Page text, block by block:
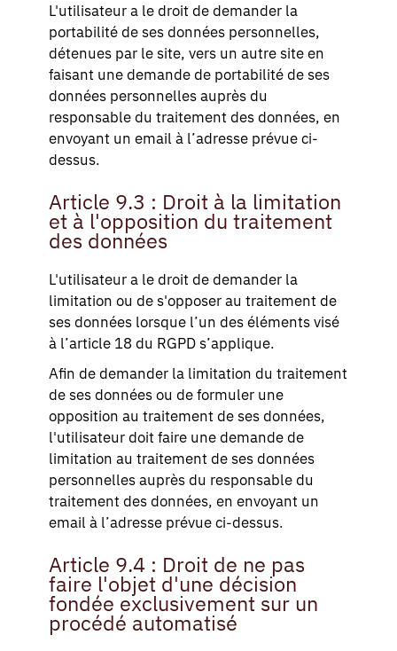
L'utilisateur a le droit de demander la
portabilité de ses données personnelles,
détenues par le site, vers un autre site en
faisant une demande de portabilité de ses
données personnelles auprès du
responsable du traitement des données, en
envoyant un email à l’adresse prévue ci-
dessus.
Article 9.3 : Droit à la limitation
et à l'opposition du traitement
des données
L'utilisateur a le droit de demander la
limitation ou de s'opposer au traitement de
ses données lorsque l’un des éléments visé
à l’article 18 du RGPD s’applique.
Afin de demander la limitation du traitement
de ses données ou de formuler une
opposition au traitement de ses données,
l'utilisateur doit faire une demande de
limitation au traitement de ses données
personnelles auprès du responsable du
traitement des données, en envoyant un
email à l’adresse prévue ci-dessus.
Article 9.4 : Droit de ne pas
faire l'objet d'une décision
fondée exclusivement sur un
procédé automatisé